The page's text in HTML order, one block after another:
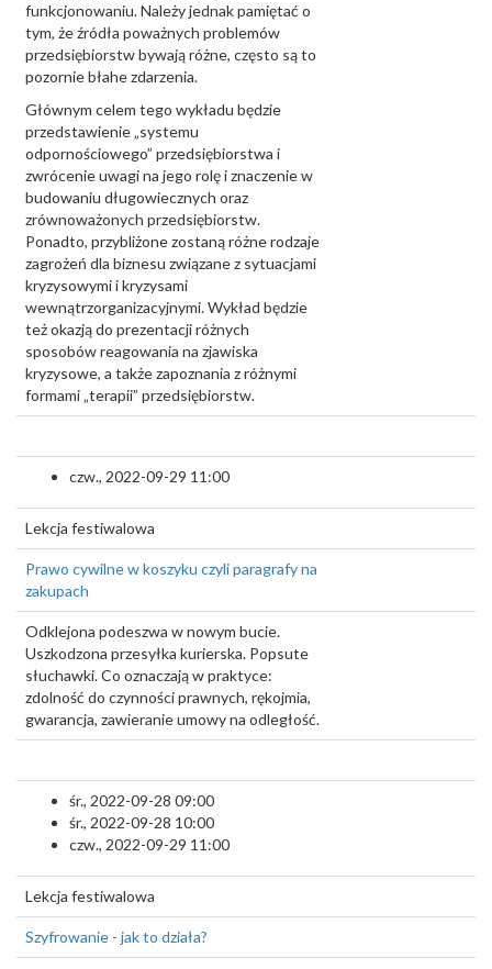
funkcjonowaniu. Należy jednak pamiętać o
tym, że źródła poważnych problemów
przedsiębiorstw bywają różne, często są to
pozornie błahe zdarzenia.
Głównym celem tego wykładu będzie
przedstawienie „systemu
odpornościowego” przedsiębiorstwa i
zwrócenie uwagi na jego rolę i znaczenie w
budowaniu długowiecznych oraz
zrównoważonych przedsiębiorstw.
Ponadto, przybliżone zostaną różne rodzaje
zagrożeń dla biznesu związane z sytuacjami
kryzysowymi i kryzysami
wewnątrzorganizacyjnymi. Wykład będzie
też okazją do prezentacji różnych
sposobów reagowania na zjawiska
kryzysowe, a także zapoznania z różnymi
formami „terapii” przedsiębiorstw.
czw., 2022-09-29 11:00
Lekcja festiwalowa
Prawo cywilne w koszyku czyli paragrafy na
zakupach
Odklejona podeszwa w nowym bucie.
Uszkodzona przesyłka kurierska. Popsute
słuchawki. Co oznaczają w praktyce:
zdolność do czynności prawnych, rękojmia,
gwarancja, zawieranie umowy na odległość.
śr., 2022-09-28 09:00
śr., 2022-09-28 10:00
czw., 2022-09-29 11:00
Lekcja festiwalowa
Szyfrowanie - jak to działa?